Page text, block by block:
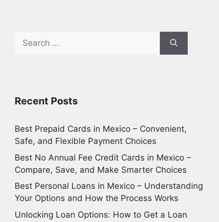
Search
for:
Recent Posts
Best Prepaid Cards in Mexico – Convenient,
Safe, and Flexible Payment Choices
Best No Annual Fee Credit Cards in Mexico –
Compare, Save, and Make Smarter Choices
Best Personal Loans in Mexico – Understanding
Your Options and How the Process Works
Unlocking Loan Options: How to Get a Loan